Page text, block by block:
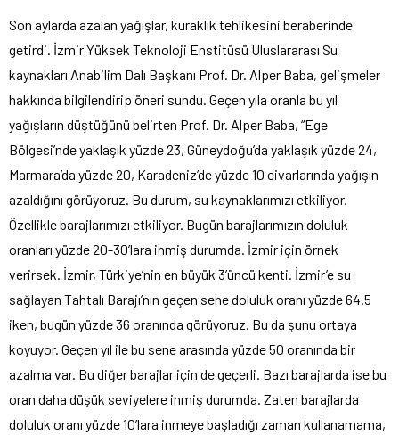
Son aylarda azalan yağışlar, kuraklık tehlikesini beraberinde
getirdi. İzmir Yüksek Teknoloji Enstitüsü Uluslararası Su
kaynakları Anabilim Dalı Başkanı Prof. Dr. Alper Baba, gelişmeler
hakkında bilgilendirip öneri sundu. Geçen yıla oranla bu yıl
yağışların düştüğünü belirten Prof. Dr. Alper Baba, “Ege
Bölgesi’nde yaklaşık yüzde 23, Güneydoğu’da yaklaşık yüzde 24,
Marmara’da yüzde 20, Karadeniz’de yüzde 10 civarlarında yağışın
azaldığını görüyoruz. Bu durum, su kaynaklarımızı etkiliyor.
Özellikle barajlarımızı etkiliyor. Bugün barajlarımızın doluluk
oranları yüzde 20-30’lara inmiş durumda. İzmir için örnek
verirsek. İzmir, Türkiye’nin en büyük 3’üncü kenti. İzmir’e su
sağlayan Tahtalı Barajı’nın geçen sene doluluk oranı yüzde 64.5
iken, bugün yüzde 36 oranında görüyoruz. Bu da şunu ortaya
koyuyor. Geçen yıl ile bu sene arasında yüzde 50 oranında bir
azalma var. Bu diğer barajlar için de geçerli. Bazı barajlarda ise bu
oran daha düşük seviyelere inmiş durumda. Zaten barajlarda
doluluk oranı yüzde 10’lara inmeye başladığı zaman kullanamama,